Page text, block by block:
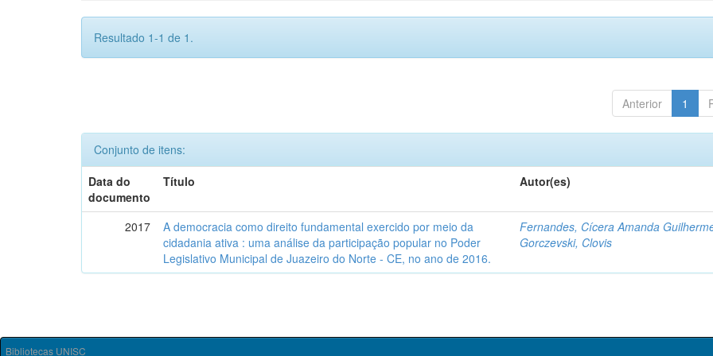
Resultado 1-1 de 1.
Anterior 1
Conjunto de itens:
Data do
documento
Título Autor(es)
2017
A democracia como direito fundamental exercido por meio da
cidadania ativa : uma análise da participação popular no Poder
Legislativo Municipal de Juazeiro do Norte - CE, no ano de 2016.
Fernandes, Cícera Amanda
Gorczevski, Clovis
Bibliotecas UNISC